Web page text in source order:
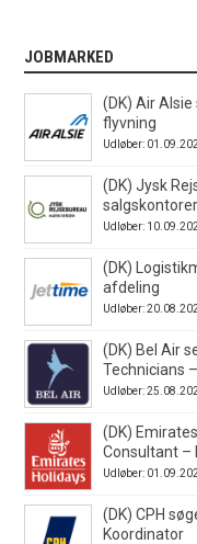
JOBMARKED
(DK) Air
flyvning
Udløber:
(DK) Jysk
Udløber:
(DK)
afdeling
Udløber:
(DK) Bel Air
Technicians
Udløber:
(DK)
Consultant –
Udløber:
(DK) CPH
Koordinator